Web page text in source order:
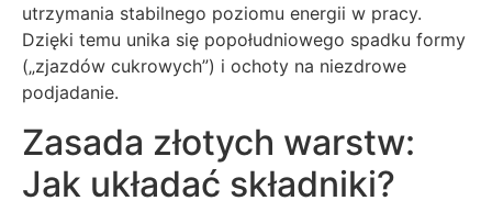
utrzymania stabilnego poziomu energii w pracy.
Dzięki temu unika się popołudniowego spadku formy
(„zjazdów cukrowych”) i ochoty na niezdrowe
podjadanie.
Zasada złotych warstw:
Jak układać składniki?